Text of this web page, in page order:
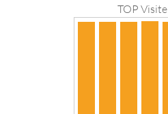
TOP Visite